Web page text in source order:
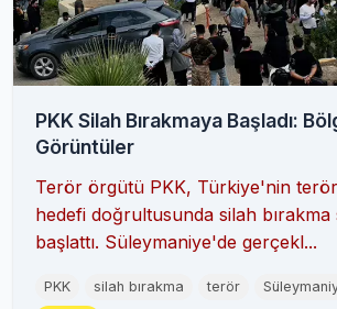
PKK Silah Bırakmaya Başladı:
Görüntüler
Terör örgütü PKK, Türkiye'nin
hedefi doğrultusunda silah bırakma
başlattı. Süleymaniye'de gerçekl...
PKK silah bırakma terör